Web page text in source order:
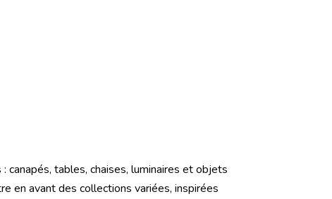
tables, chaises, luminaires et objets
en avant des collections variées, inspirées